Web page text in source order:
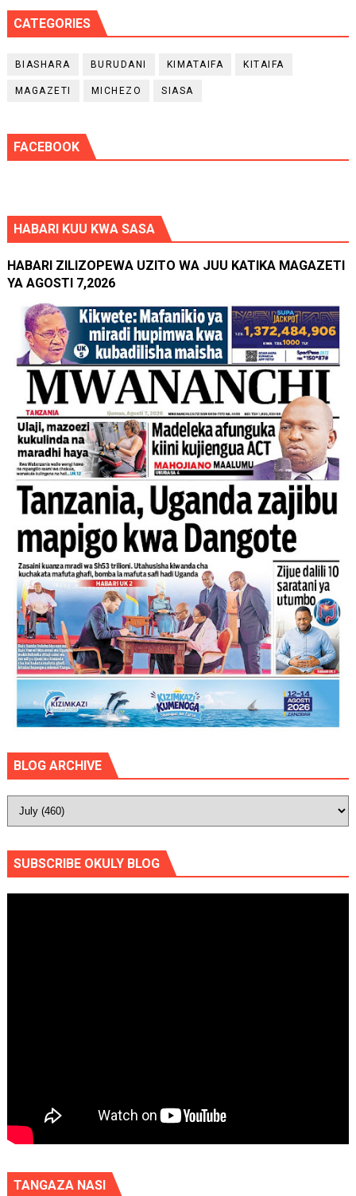
CATEGORIES
BIASHARA BURUDANI KIMATAIFA KITAIFA
MAGAZETI MICHEZO SIASA
FACEBOOK
HABARI KUU KWA SASA
HABARI ZILIZOPEWA UZITO WA JUU KATIKA MAGAZETI
YA AGOSTI 7,2026
BLOG ARCHIVE
SUBSCRIBE OKULY BLOG
TANGAZA NASI